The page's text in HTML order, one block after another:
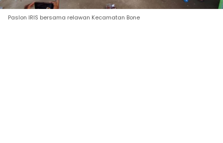
Paslon IRIS bersama relawan Kecamatan Bone